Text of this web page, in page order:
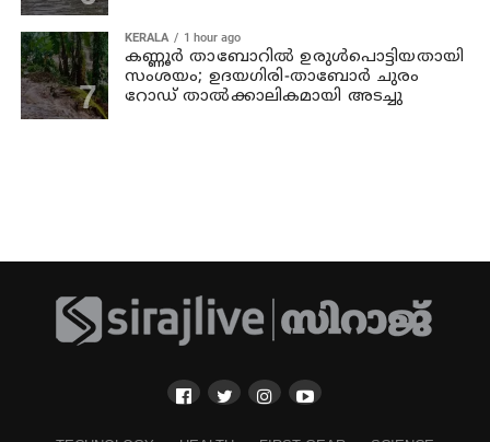
KERALA 1 hour ago
കണ്ണൂര്‍ താബോറില്‍ ഉരുള്‍പൊട്ടിയതായി
സംശയം; ഉദയഗിരി-താബോര്‍ ചുരം
റോഡ് താല്‍ക്കാലികമായി അടച്ചു